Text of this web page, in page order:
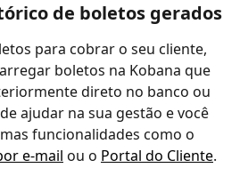
de boletos gerados
para cobrar o seu cliente,
boletos na Kobana que
direto no banco ou
ajudar na sua gestão e você
funcionalidades como o
e-mail ou o Portal do Cliente.